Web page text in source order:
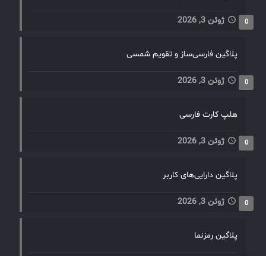
ژوئن 3, 2026 0
پلاگین فارسی‌ساز و تقویم شمسی
ژوئن 3, 2026 0
هلپ کارت فارسی
ژوئن 3, 2026 0
پلاگین دارایی‌های کاربر
ژوئن 3, 2026 0
پلاگین رمزنما